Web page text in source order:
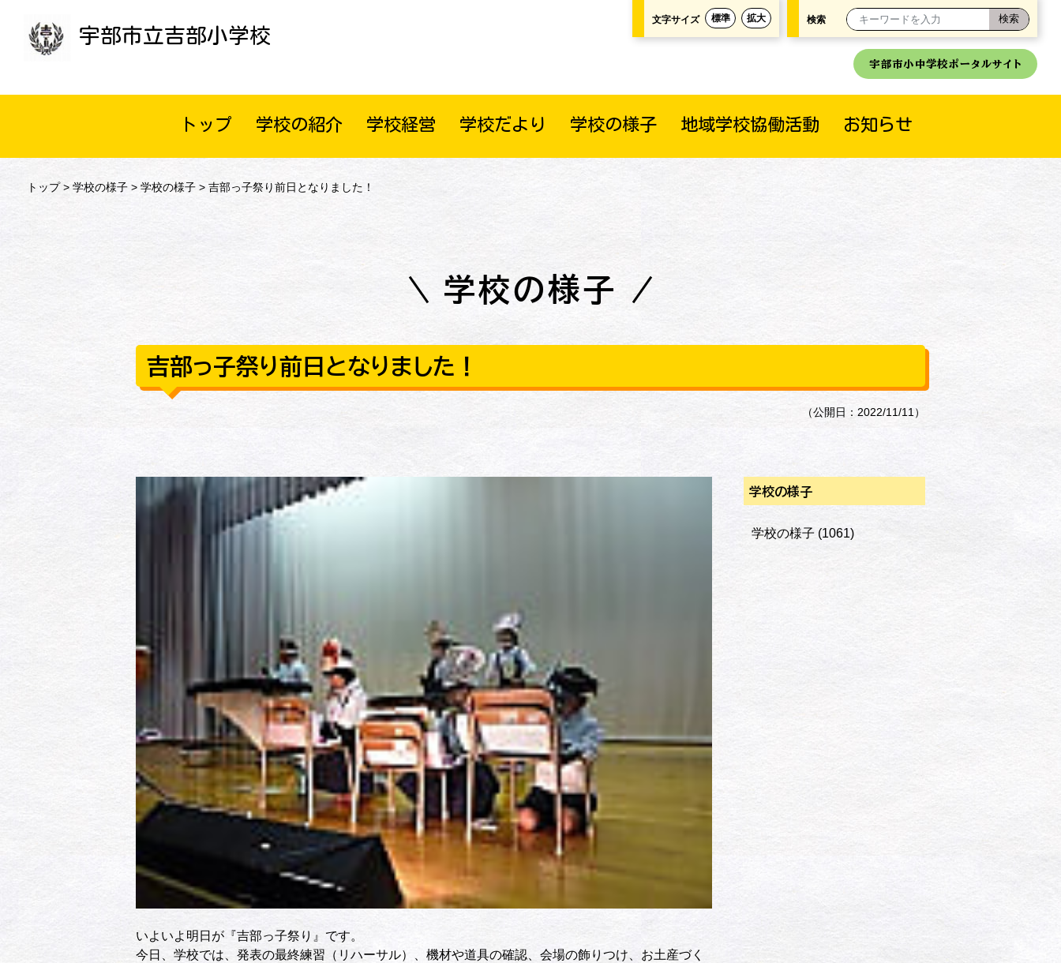
宇部市立吉部小学校
文字サイズ 標準 拡大 検索
宇部市小中学校ポータルサイト
トップ 学校の紹介 学校経営 学校だより 学校の様子 地域学校協働活動 お知らせ
トップ> 学校の様子> 学校の様子> 吉部っ子祭り前日となりました！
学校の様子
吉部っ子祭り前日となりました！
（公開日：2022/11/11）
いよいよ明日が『吉部っ子祭り』です。
今日、学校では、発表の最終練習（リハーサル）、機材や道具の確認、会場の飾りつけ、お土産づく
学校の様子
学校の様子 (1061)